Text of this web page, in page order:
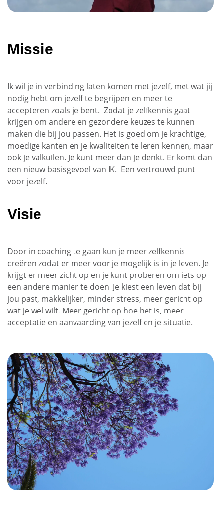
Missie
Ik wil je in verbinding laten komen met jezelf, met wat jij
nodig hebt om jezelf te begrijpen en meer te
accepteren zoals je bent. Zodat je zelfkennis gaat
krijgen om andere en gezondere keuzes te kunnen
maken die bij jou passen. Het is goed om je krachtige,
moedige kanten en je kwaliteiten te leren kennen, maar
ook je valkuilen. Je kunt meer dan je denkt. Er komt dan
een nieuw basisgevoel van IK. Een vertrouwd punt
voor jezelf.
Visie
Door in coaching te gaan kun je meer zelfkennis
creëren zodat er meer voor je mogelijk is in je leven. Je
krijgt er meer zicht op en je kunt proberen om iets op
een andere manier te doen. Je kiest een leven dat bij
jou past, makkelijker, minder stress, meer gericht op
wat je wel wilt. Meer gericht op hoe het is, meer
acceptatie en aanvaarding van jezelf en je situatie.